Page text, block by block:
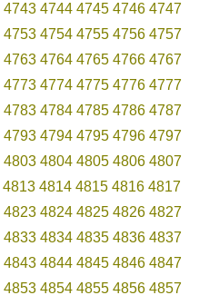
4743 4744 4745 4746 4747
4753 4754 4755 4756 4757
4763 4764 4765 4766 4767
4773 4774 4775 4776 4777
4783 4784 4785 4786 4787
4793 4794 4795 4796 4797
4803 4804 4805 4806 4807
4813 4814 4815 4816 4817
4823 4824 4825 4826 4827
4833 4834 4835 4836 4837
4843 4844 4845 4846 4847
4853 4854 4855 4856 4857